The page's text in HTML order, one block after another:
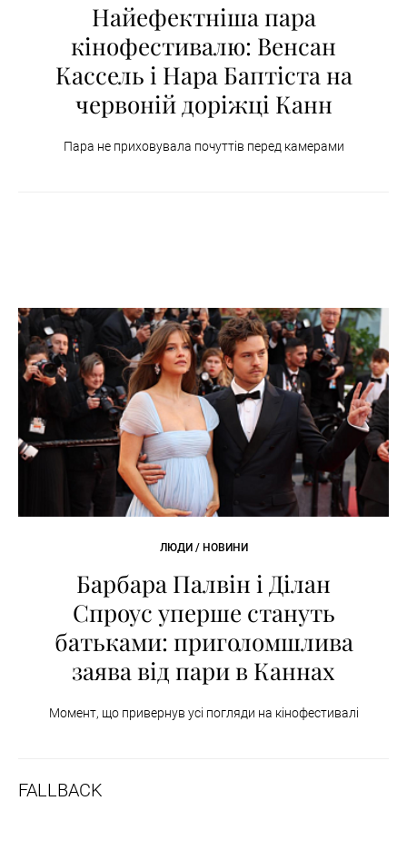
Найефектніша пара
кінофестивалю: Венсан
Кассель і Нара Баптіста на
червоній доріжці Канн
Пара не приховувала почуттів перед камерами
ЛЮДИ / НОВИНИ
Барбара Палвін і Ділан
Спроус уперше стануть
батьками: приголомшлива
заява від пари в Каннах
Момент, що привернув усі погляди на кінофестивалі
FALLBACK